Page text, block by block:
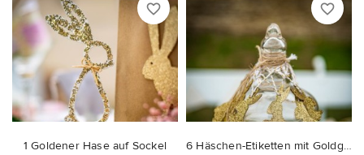
favorite_border
1 Goldener Hase auf Sockel
favorite_border
6 Häschen-Etiketten mit Goldglitzer